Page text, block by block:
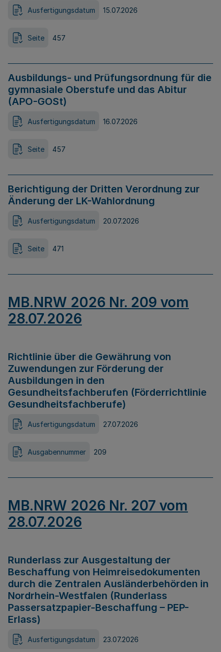
Ausfertigungsdatum 15.07.2026
Seite 457
Ausbildungs- und Prüfungsordnung für die
gymnasiale Oberstufe und das Abitur
(APO-GOSt)
Ausfertigungsdatum 16.07.2026
Seite 457
Berichtigung der Dritten Verordnung zur
Änderung der LK-Wahlordnung
Ausfertigungsdatum 20.07.2026
Seite 471
MB.NRW 2026 Nr. 209 vom
28.07.2026
Richtlinie über die Gewährung von
Zuwendungen zur Förderung der
Ausbildungen in den
Gesundheitsfachberufen (Förderrichtlinie
Gesundheitsfachberufe)
Ausfertigungsdatum 27.07.2026
Ausgabennummer 209
MB.NRW 2026 Nr. 207 vom
28.07.2026
Runderlass zur Ausgestaltung der
Beschaffung von Heimreisedokumenten
durch die Zentralen Ausländerbehörden in
Nordrhein-Westfalen (Runderlass
Passersatzpapier-Beschaffung – PEP-
Erlass)
Ausfertigungsdatum 23.07.2026